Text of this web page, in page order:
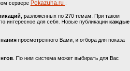
сервере Pokazuha.ru :
, разложенных по 270 темам. При таком
интересное для себя. Новые публикации каждые
просмотренного Вами, и отбора для показа
. По ним система может выбирать для Вас